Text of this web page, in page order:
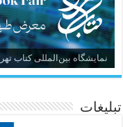
نمایشگاه بین‌المللی کتاب
تبلیغات